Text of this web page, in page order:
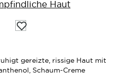
Haut
Auf
die
gereizte, rissige Haut mit
Schaum-Creme